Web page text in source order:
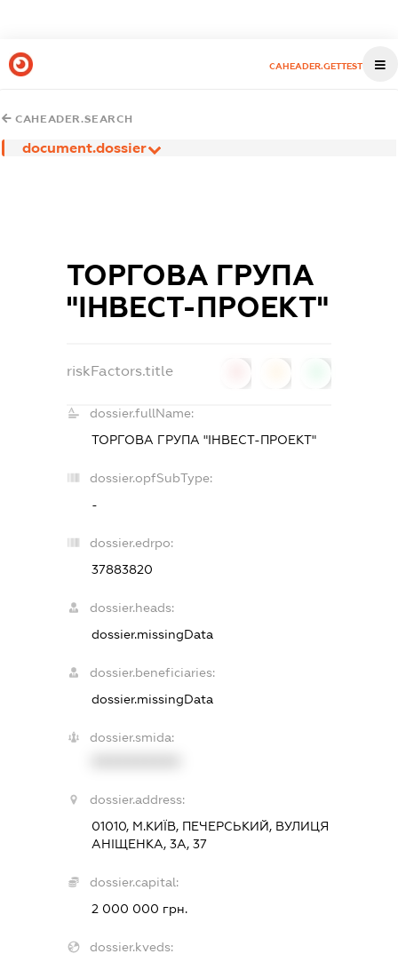
CAHEADER.GETTEST
CAHEADER.SEARCH
document.dossier
ТОРГОВА ГРУПА
"ІНВЕСТ-ПРОЕКТ"
riskFactors.title
dossier.fullName:
ТОРГОВА ГРУПА "ІНВЕСТ-ПРОЕКТ"
dossier.opfSubType:
-
dossier.edrpo:
37883820
dossier.heads:
dossier.missingData
dossier.beneficiaries:
dossier.missingData
dossier.smida:
dossier.address:
01010, М.КИЇВ, ПЕЧЕРСЬКИЙ, ВУЛИЦЯ
АНІЩЕНКА, 3А, 37
dossier.capital:
2 000 000 грн.
dossier.kveds: